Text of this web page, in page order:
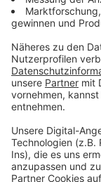
reduziert
dieses Jahr.
langfristig
Brauchwasser
deswegen
Weitere